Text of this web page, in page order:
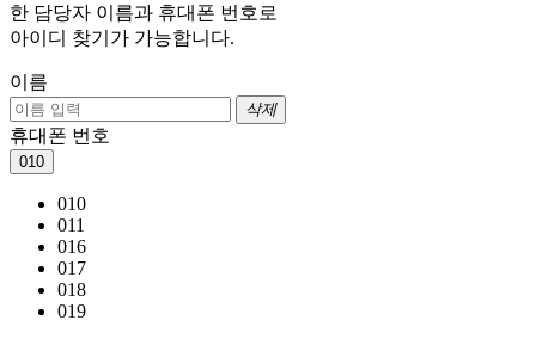
한 담당자 이름과 휴대폰 번호로
아이디 찾기가 가능합니다.
이름
삭제
휴대폰 번호
010
010
011
016
017
018
019